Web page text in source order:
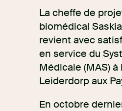
La cheffe de
biomédical
revient avec
en service du
Médicale (MAS)
Leiderdorp aux
En octobre